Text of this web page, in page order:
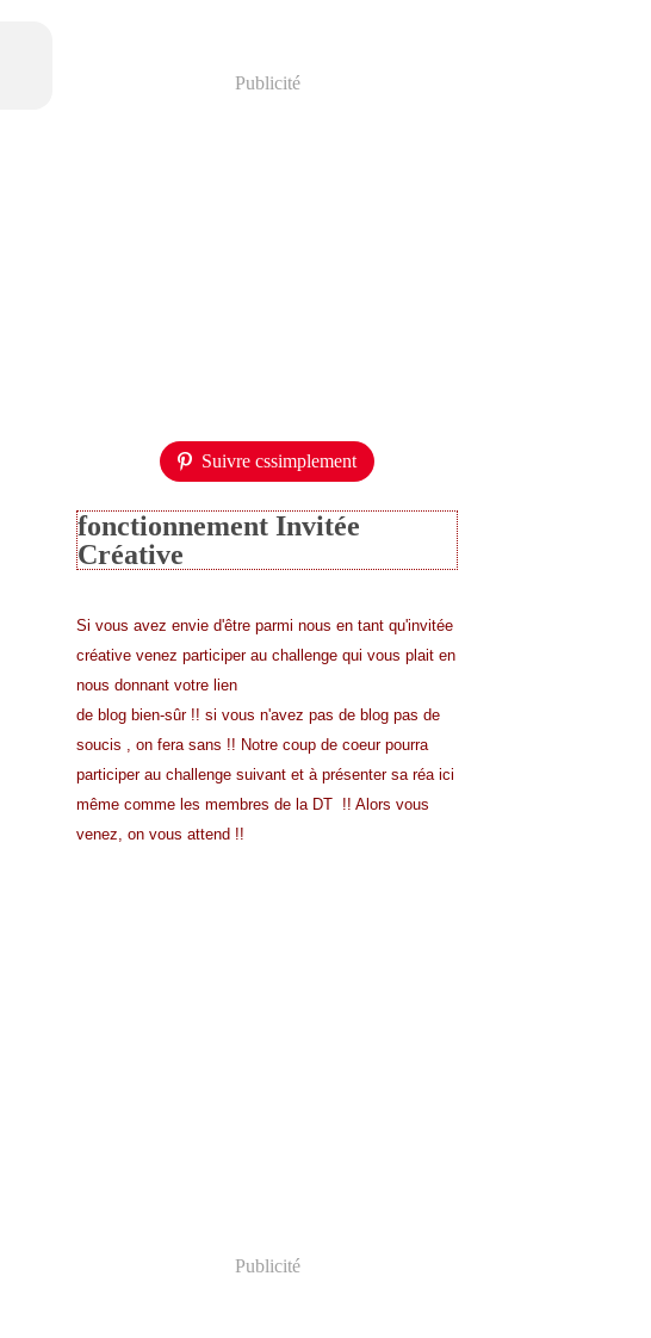
Publicité
Suivre cssimplement
fonctionnement Invitée
Créative
Si vous avez envie d'être parmi nous en tant qu'invitée
créative venez participer au challenge qui vous plait en
nous donnant votre lien
de blog bien-sûr !! si vous n'avez pas de blog pas de
soucis , on fera sans !! Notre coup de coeur pourra
participer au challenge suivant et à présenter sa réa ici
même comme les membres de la DT !! Alors vous
venez, on vous attend !!
Publicité